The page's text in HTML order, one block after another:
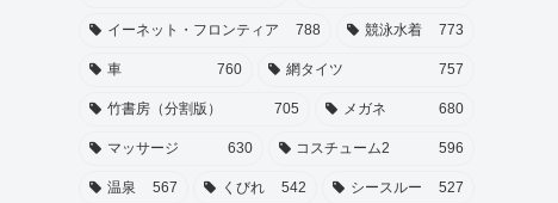
イーネット・フロンティア 788 競泳水着 773
車 760 網タイツ 757
竹書房（分割版） 705 メガネ 680
マッサージ 630 コスチューム2 596
温泉 567 くびれ 542 シースルー 527